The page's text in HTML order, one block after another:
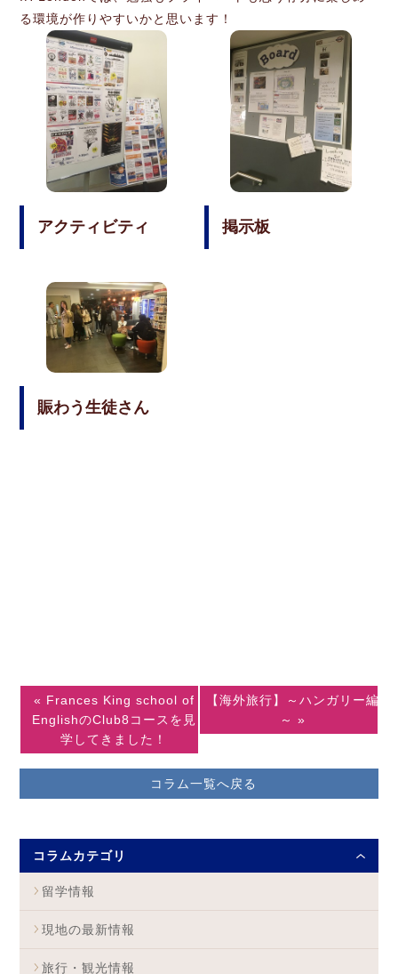
る環境が作りやすいかと思います！
アクティビティ 掲示板
賑わう生徒さん
« Frances King school of
EnglishのClub8コースを見
学してきました！
コラム一覧へ戻る
【海外旅行】～ハンガリー編
～ »
コラムカテゴリ
留学情報
現地の最新情報
旅行・観光情報